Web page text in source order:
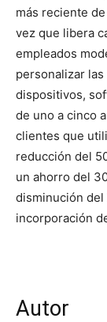
más reciente
vez que libera
empleados
personalizar
dispositivos,
de uno a cinco
clientes que
reducción del
un ahorro del
disminución del
incorporación
Autor